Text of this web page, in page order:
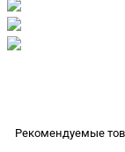
Рекомендуемые